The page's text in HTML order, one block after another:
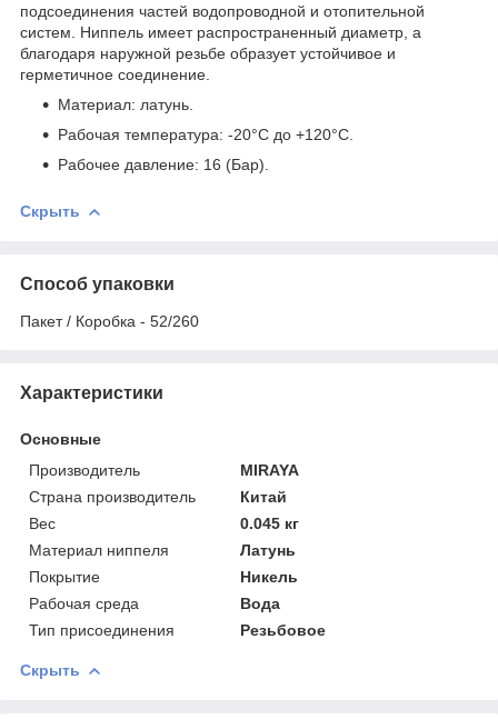
подсоединения частей водопроводной и отопительной
систем. Ниппель имеет распространенный диаметр, а
благодаря наружной резьбе образует устойчивое и
герметичное соединение.
Материал: латунь.
Рабочая температура: -20°С до +120°С.
Рабочее давление: 16 (Бар).
Скрыть
Способ упаковки
Пакет / Коробка - 52/260
Характеристики
Основные
Производитель
MIRAYA
Страна производитель
Китай
Вес
0.045 кг
Материал ниппеля
Латунь
Покрытие
Никель
Рабочая среда
Вода
Тип присоединения
Резьбовое
Скрыть